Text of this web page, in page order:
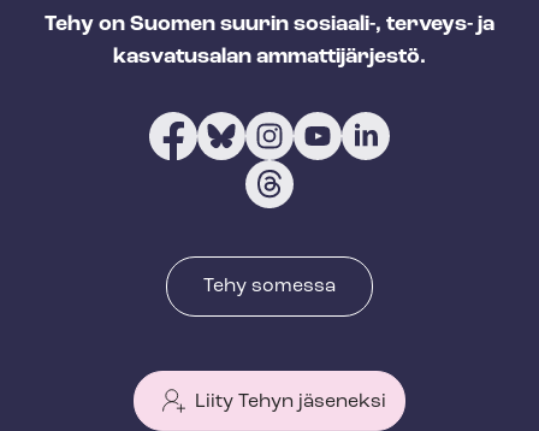
Tehy on Suomen suurin sosiaali-, terveys- ja
kasvatusalan ammattijärjestö.
Tehy somessa
Liity Tehyn jäseneksi